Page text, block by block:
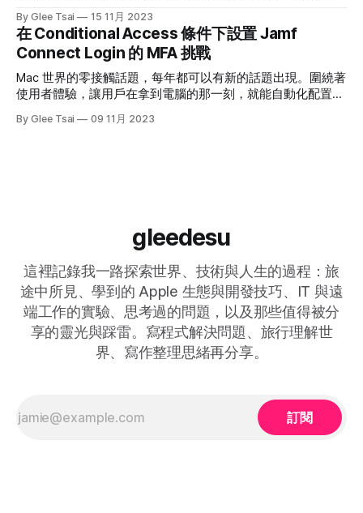
為勾了也沒有用） 2. 確保
不能夠開箱設備。如果以 Entra ID 為例，需要把 Object ID 填
在下方的欄位即可。 對照到我在 Entra ID 上的群組設置： 至
於如果不是 Entra ID，而是其它的 SSO Provider 的話，最好可
以用 SAML Tracer 這一套 Google Chrome 外掛去看一下自己
的 SAML 文件是如何表達群組的，例如下圖能看到這個使用者
屬於以下五個群組。 接著有另外一個很重要的事情要提醒，
如果你要阻擋註冊的成員，可以登入到 Jamf Pro
By Glee Tsai 15 11月 2023
在 Conditional Access 條件下設置 Jamf
Connect Login 的 MFA 挑戰
Mac 世界的零接觸話題，每年都可以有新的話題出現。圍繞著
使用者體驗，讓用戶在拿到電腦的那一刻，就能自動化配置所
的時間而已，更是讓整個出機流程變得更為流暢。 除了軟體
窗給用戶登入 Entra ID。剖析這套軟體，事實上是由兩個 OIDC
授權類別完成的，一個是 Authorization Code Grant，
By Glee Tsai 09 11月 2023
gleedesu
這裡記錄我一路探索世界、技術與人生的過程：旅
途中所見、學到的 Apple 生態與開發技巧、IT 與遠
端工作的實驗、思考過的問題，以及那些值得被分
享的靈光與踩雷。寫程式解決問題、旅行理解世
界、寫作整理思緒再分享。
訂閱